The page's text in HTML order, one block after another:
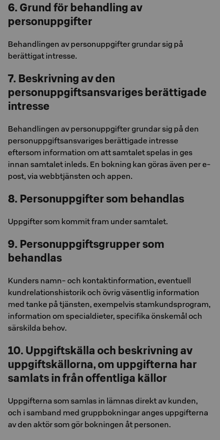
6. Grund för behandling av
personuppgifter
Behandlingen av personuppgifter grundar sig på
berättigat intresse.
7. Beskrivning av den
personuppgiftsansvariges berättigade
intresse
Behandlingen av personuppgifter grundar sig på den
personuppgiftsansvariges berättigade intresse
eftersom information om att samtalet spelas in ges
innan samtalet inleds. En bokning kan göras även per e-
post, via webbtjänsten och appen.
8. Personuppgifter som behandlas
Uppgifter som kommit fram under samtalet.
9. Personuppgiftsgrupper som
behandlas
Kunders namn- och kontaktinformation, eventuell
kundrelationshistorik och övrig väsentlig information
med tanke på tjänsten, exempelvis stamkundsprogram,
information om specialdieter, specifika önskemål och
särskilda behov.
10. Uppgiftskälla och beskrivning av
uppgiftskällorna, om uppgifterna har
samlats in från offentliga källor
Uppgifterna som samlas in lämnas direkt av kunden,
och i samband med gruppbokningar anges uppgifterna
av den aktör som gör bokningen åt personen.